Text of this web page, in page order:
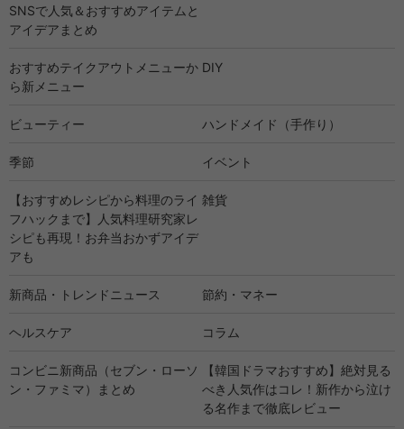
SNSで人気＆おすすめアイテムと
アイデアまとめ
おすすめテイクアウトメニューか
ら新メニュー
DIY
ビューティー ハンドメイド（手作り）
季節 イベント
【おすすめレシピから料理のライ
フハックまで】人気料理研究家レ
シピも再現！お弁当おかずアイデ
アも
雑貨
新商品・トレンドニュース 節約・マネー
ヘルスケア コラム
コンビニ新商品（セブン・ローソ
ン・ファミマ）まとめ
【韓国ドラマおすすめ】絶対見る
べき人気作はコレ！新作から泣け
る名作まで徹底レビュー